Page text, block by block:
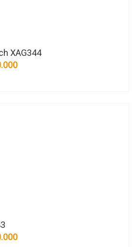
XAG344